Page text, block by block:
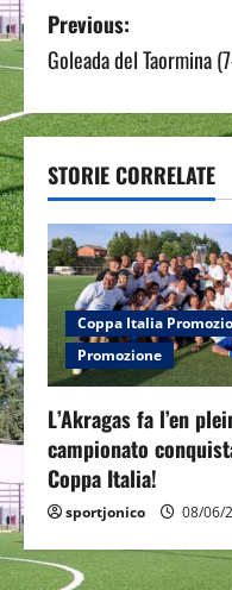
P
o
s
t
n
a
v
i
g
a
t
i
Previous:
Goleada del Taormina
STORIE CORRELATE
Coppa Italia
Promozione
L’Akragas fa l’en
campionato
Coppa Italia!
sportjonico 08/06/